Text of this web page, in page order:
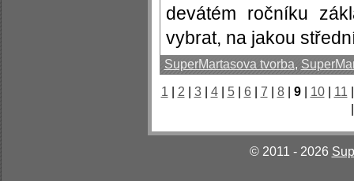
devátém ročníku
vybrat, na jakou
SuperMartasova tvorba,
1 2 3| 4| 5| 6| 7 8| 9| 10| 11
© 2011 - 2026